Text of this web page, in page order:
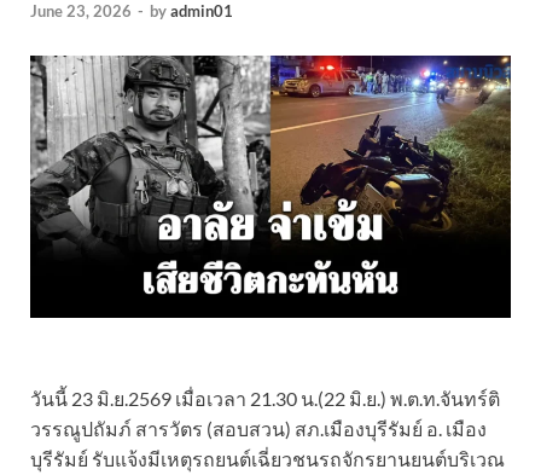
June 23, 2026 - byadmin01
วันนี้ 23 มิ.ย.2569 เมื่อเวลา 21.30 น.(22 มิ.ย.) พ.ต.ท.จันทร์ติ
วรรณูปถัมภ์ สารวัตร (สอบสวน) สภ.เมืองบุรีรัมย์ อ. เมือง
บุรีรัมย์ รับแจ้งมีเหตุรถยนต์เฉี่ยวชนรถจักรยานยนต์บริเวณ